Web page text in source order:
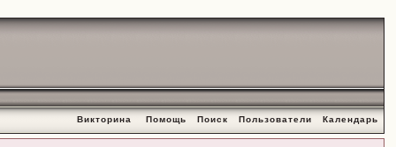
Викторина Помощь Поиск Пользователи Календарь